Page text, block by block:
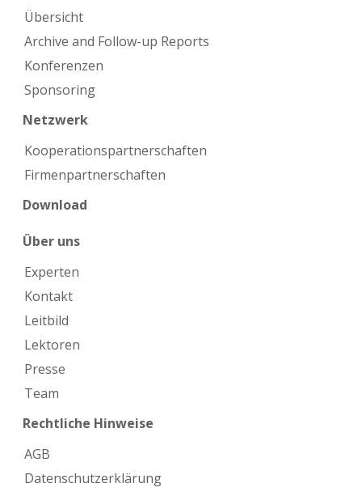
Übersicht
Archive and Follow-up Reports
Konferenzen
Sponsoring
Netzwerk
Kooperations­partnerschaften
Firmen­partnerschaften
Download
Über uns
Experten
Kontakt
Leitbild
Lektoren
Presse
Team
Rechtliche Hinweise
AGB
Datenschutzerklärung